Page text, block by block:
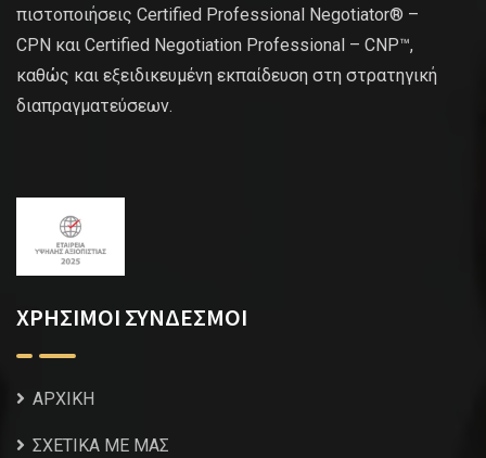
πιστοποιήσεις Certified Professional Negotiator® –
CPN και Certified Negotiation Professional – CNP™,
καθώς και εξειδικευμένη εκπαίδευση στη στρατηγική
διαπραγματεύσεων.
ΧΡΗΣΙΜΟΙ ΣΥΝΔΕΣΜΟΙ
ΑΡΧΙΚΗ
ΣΧΕΤΙΚΑ ΜΕ ΜΑΣ